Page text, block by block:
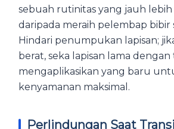
sebuah rutinitas yang jauh lebih
daripada meraih pelembap bibir
Hindari penumpukan lapisan;
berat, seka lapisan lama
mengaplikasikan yang baru
kenyamanan maksimal.
Perlindungan Saat